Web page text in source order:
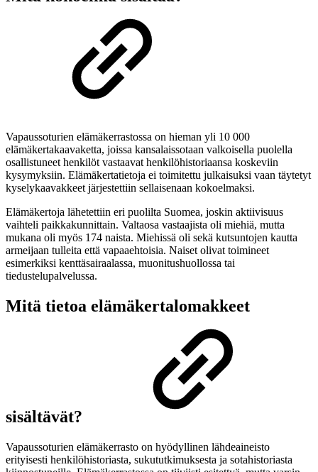
Vapaussoturien elämäkerrastossa on hieman yli 10 000
elämäkertakaavaketta, joissa kansalaissotaan valkoisella puolella
osallistuneet henkilöt vastaavat henkilöhistoriaansa koskeviin
kysymyksiin. Elämäkertatietoja ei toimitettu julkaisuksi vaan täytetyt
kyselykaavakkeet järjestettiin sellaisenaan kokoelmaksi.
Elämäkertoja lähetettiin eri puolilta Suomea, joskin aktiivisuus
vaihteli paikkakunnittain. Valtaosa vastaajista oli miehiä, mutta
mukana oli myös 174 naista. Miehissä oli sekä kutsuntojen kautta
armeijaan tulleita että vapaaehtoisia. Naiset olivat toimineet
esimerkiksi kenttäsairaalassa, muonitushuollossa tai
tiedustelupalvelussa.
Mitä tietoa elämäkertalomakkeet
sisältävät?
Vapaussoturien elämäkerrasto on hyödyllinen lähdeaineisto
erityisesti henkilöhistoriasta, sukututkimuksesta ja sotahistoriasta